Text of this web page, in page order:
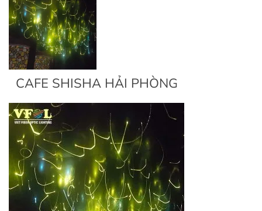
CAFE SHISHA HẢI PHÒNG